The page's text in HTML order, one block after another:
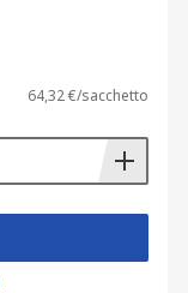
64,32 €/sacchetto